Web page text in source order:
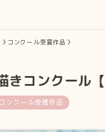
コンクール受賞作品
コンクール【
コンクール受賞作品